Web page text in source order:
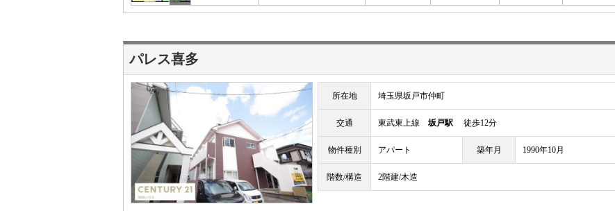
パレス喜多
所在地 埼玉県坂戸市仲町
交通 東武東上線 坂戸駅 徒歩12分
物件種別 アパート 築年月 1990年10月
階数/構造 2階建/木造